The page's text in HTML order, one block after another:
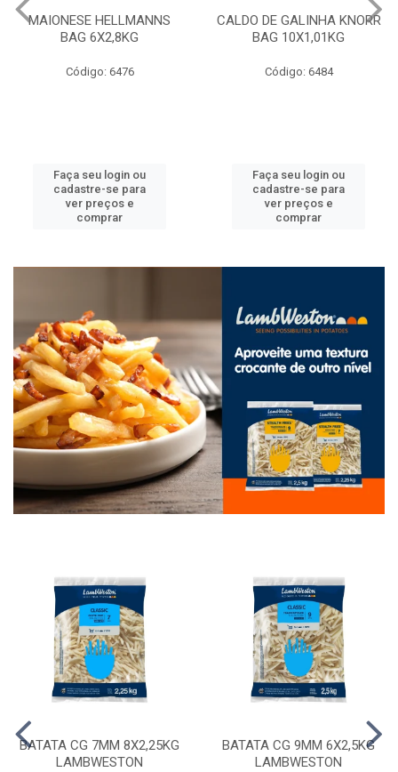
MAIONESE HELLMANNS
BAG 6X2,8KG
Código: 6476
Faça seu login ou
cadastre-se para
ver preços e
comprar
CALDO DE GALINHA KNORR
BAG 10X1,01KG
Código: 6484
Faça seu login ou
cadastre-se para
ver preços e
comprar
BATATA CG 7MM 8X2,25KG
LAMBWESTON
BATATA CG 9MM 6X2,5KG
LAMBWESTON